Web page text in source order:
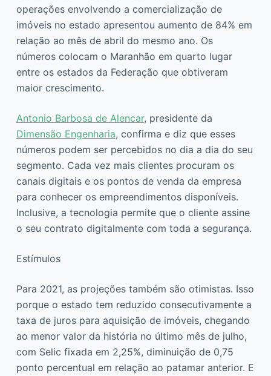
operações envolvendo a comercialização de
imóveis no estado apresentou aumento de 84% em
relação ao mês de abril do mesmo ano. Os
números colocam o Maranhão em quarto lugar
entre os estados da Federação que obtiveram
maior crescimento.
Antonio Barbosa de Alencar, presidente da
Dimensão Engenharia, confirma e diz que esses
números podem ser percebidos no dia a dia do seu
segmento. Cada vez mais clientes procuram os
canais digitais e os pontos de venda da empresa
para conhecer os empreendimentos disponíveis.
Inclusive, a tecnologia permite que o cliente assine
o seu contrato digitalmente com toda a segurança.
Estímulos
Para 2021, as projeções também são otimistas. Isso
porque o estado tem reduzido consecutivamente a
taxa de juros para aquisição de imóveis, chegando
ao menor valor da história no último mês de julho,
com Selic fixada em 2,25%, diminuição de 0,75
ponto percentual em relação ao patamar anterior. E